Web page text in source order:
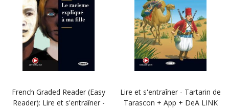
French Graded Reader (Easy
Reader): Lire et s'entraîner -
Lire et s'entraîner - Tartarin de
Tarascon + App + DeA LINK